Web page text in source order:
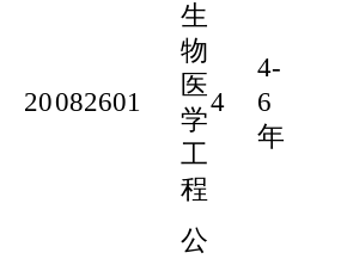
20082601
生
物
医
学
工
程
4
4-
6
年
公